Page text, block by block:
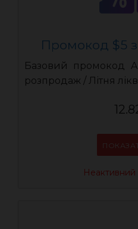
Промокод $5
Базовий промокод
розпродаж / Літня